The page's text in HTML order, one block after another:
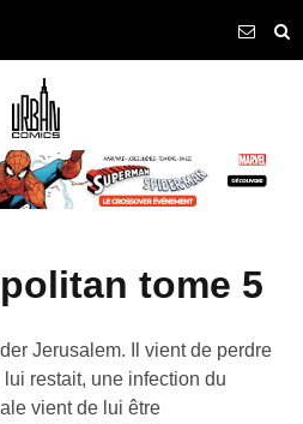
tome 5
Jerusalem. Il vient de perdre
restait, une infection du
vient de lui être